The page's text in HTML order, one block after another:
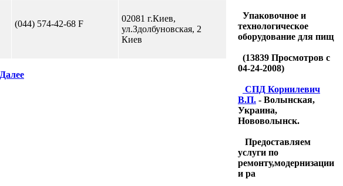
(044) 574-42-68 F
02081 г.Киев,
ул.Здолбуновская, 2
Киев
Далее
Упаковочное и
технологическое
оборудование для пищ
(13839 Просмотров с
04-24-2008)
CПД Корнилевич
В.П. - Волынская,
Украина,
Нововолынск.
Предоставляем
услуги по
ремонту,модернизации
и ра